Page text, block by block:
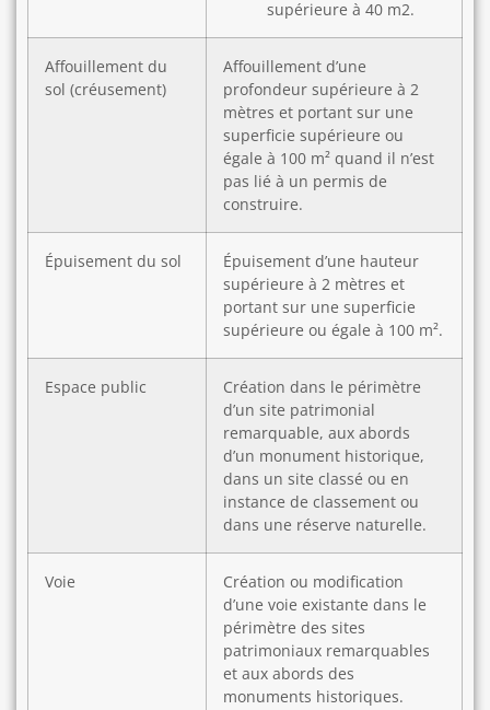
supérieure à 40 m2.
Affouillement du
sol (créusement)
Affouillement d’une
profondeur supérieure à 2
mètres et portant sur une
superficie supérieure ou
égale à 100 m² quand il n’est
pas lié à un permis de
construire.
Épuisement du sol
Épuisement d’une hauteur
supérieure à 2 mètres et
portant sur une superficie
supérieure ou égale à 100 m².
Espace public
Création dans le périmètre
d’un site patrimonial
remarquable, aux abords
d’un monument historique,
dans un site classé ou en
instance de classement ou
dans une réserve naturelle.
Voie
Création ou modification
d’une voie existante dans le
périmètre des sites
patrimoniaux remarquables
et aux abords des
monuments historiques.